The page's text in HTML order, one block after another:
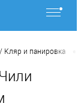
Кляр и панировка